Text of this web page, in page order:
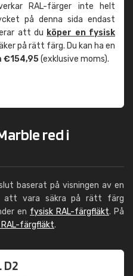
RAL-färger inte helt
på denna sida endast
att du köper en fysisk
på rätt färg. Du kan ha en
€154,95(exklusive moms).
red i
baserat på visningen av en
att vara säkra på rätt färg
en fysisk RAL-färgfläkt. På
RAL-färgfläkt.
D2